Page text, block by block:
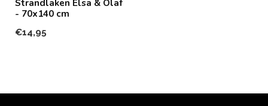
Strandlaken Elsa & Olaf
- 70x140 cm
€14,95